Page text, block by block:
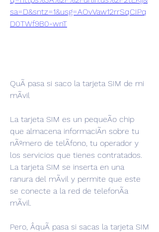
sa=D&sntz=1&usg=AOvVaw12rrSqCIPq
D0TWf9B0-wnT
QuÃ pasa si saco la tarjeta SIM de mi
mÃvil
La tarjeta SIM es un pequeÃo chip
que almacena informaciÃn sobre tu
nÃºmero de telÃfono, tu operador y
los servicios que tienes contratados.
La tarjeta SIM se inserta en una
ranura del mÃvil y permite que este
se conecte a la red de telefonÃa
mÃvil.
Pero, ÂquÃ pasa si sacas la tarjeta SIM